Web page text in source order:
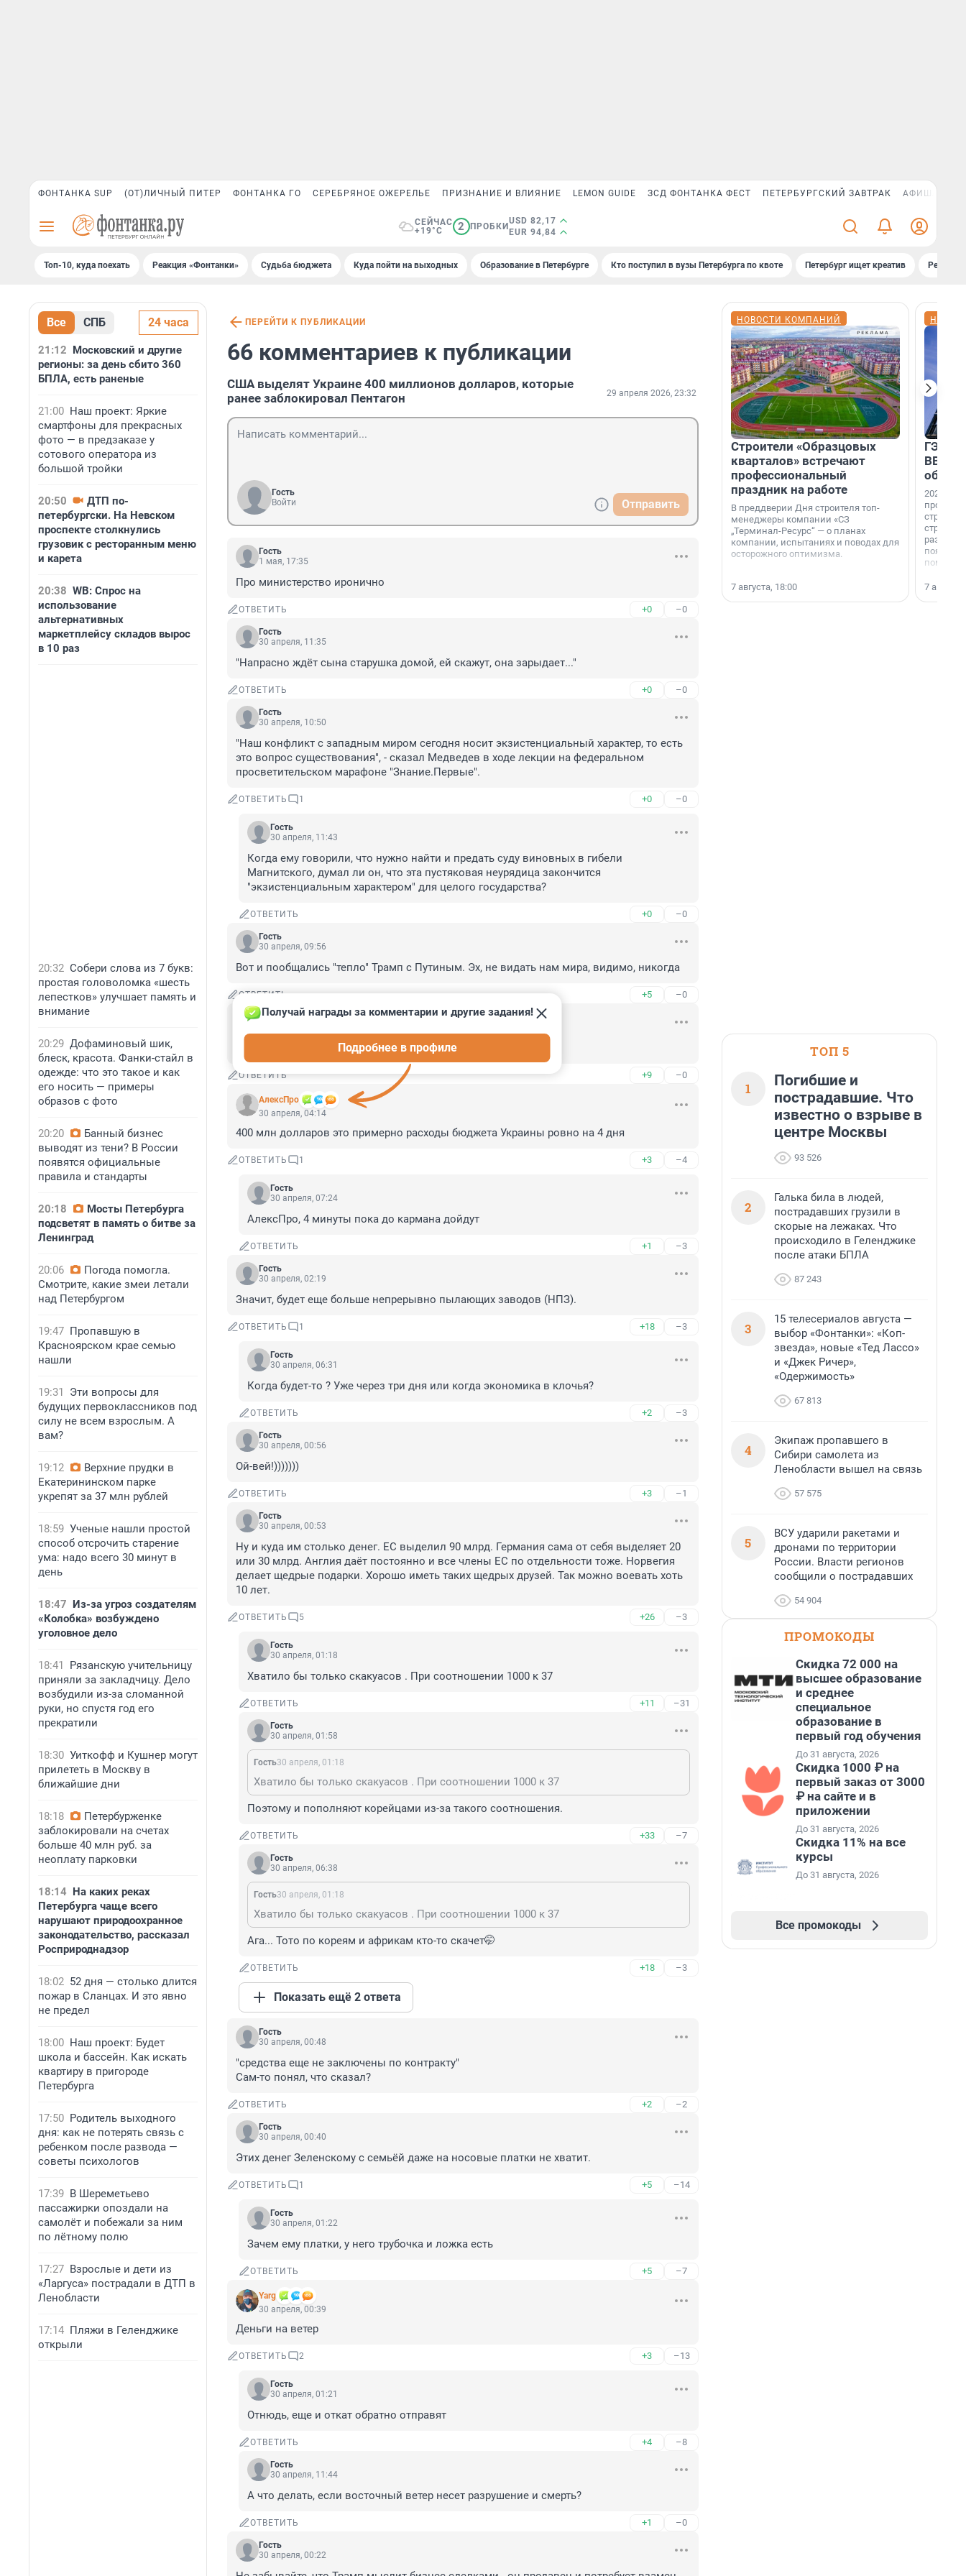
ФОНТАНКА SUP (ОТ)ЛИЧНЫЙ ПИТЕР ФОНТАНКА ГО СЕРЕБРЯНОЕ ОЖЕРЕЛЬЕ ПРИЗНАНИЕ И ВЛИЯНИЕ LEMON GUIDE ЗСД ФОНТАНКА ФЕСТ ПЕТЕРБУРГСКИЙ ЗАВТРАК АФИША PLUS
СЕЙЧАС
+19°C
2 ПРОБКИ
USD 82,17
EUR 94,84
Топ-10, куда поехать Реакция «Фонтанки» Судьба бюджета Куда пойти на выходных Образование в Петербурге Кто поступил в вузы Петербурга по квоте Петербург ищет креатив
Все СПБ 24 часа
21:12 Московский и другие
регионы: за день сбито 360
БПЛА, есть раненые
21:00 Наш проект: Яркие
смартфоны для прекрасных
фото — в предзаказе у
сотового оператора из
большой тройки
20:50
ДТП по-
петербургски. На Невском
проспекте столкнулись
грузовик с ресторанным меню
и карета
20:38 WB: Спрос на
использование
альтернативных
маркетплейсу складов вырос
в 10 раз
20:32 Собери слова из 7 букв:
простая головоломка «шесть
лепестков» улучшает память и
внимание
20:29 Дофаминовый шик,
блеск, красота. Фанки-стайл в
одежде: что это такое и как
его носить — примеры
образов с фото
20:20
Банный бизнес
выводят из тени? В России
появятся официальные
правила и стандарты
20:18
Мосты Петербурга
подсветят в память о битве за
Ленинград
20:06
Погода помогла.
Смотрите, какие змеи летали
над Петербургом
19:47 Пропавшую в
Красноярском крае семью
нашли
19:31
Эти вопросы для
будущих первоклассников под
силу не всем взрослым. А
вам?
19:12
Верхние прудки в
Екатерининском парке
укрепят за 37 млн рублей
18:59 Ученые нашли простой
способ отсрочить старение
ума: надо всего 30 минут в
день
18:47 Из-за угроз создателям
«Колобка» возбуждено
уголовное дело
18:41
Рязанскую учительницу
приняли за закладчицу. Дело
возбудили из-за сломанной
руки, но спустя год его
прекратили
18:30 Уиткофф и Кушнер могут
прилететь в Москву в
ближайшие дни
18:18
Петербурженке
заблокировали на счетах
больше 40 млн руб. за
неоплату парковки
18:14 На каких реках
Петербурга чаще всего
нарушают природоохранное
законодательство, рассказал
Росприроднадзор
18:02 52 дня — столько длится
пожар в Сланцах. И это явно
не предел
18:00 Наш проект: Будет
школа и бассейн. Как искать
квартиру в пригороде
Петербурга
17:50 Родитель выходного
дня: как не потерять связь с
ребенком после развода —
советы психологов
17:39 В Шереметьево
пассажирки опоздали на
самолёт и побежали за ним
по лётному полю
17:27 Взрослые и дети из
«Ларгуса» пострадали в ДТП в
Ленобласти
17:14 Пляжи в Геленджике
открыли
ПЕРЕЙТИ К ПУБЛИКАЦИИ
66 комментариев к публикации
США выделят Украине 400 миллионов долларов, которые
ранее заблокировал Пентагон
29 апреля 2026, 23:32
Гость
Войти
Отправить
Гость
1 мая, 17:35
Про министерство иронично
ОТВЕТИТЬ +0 –0
Гость
30 апреля, 11:35
"Напрасно ждёт сына старушка домой, ей скажут, она зарыдает..."
ОТВЕТИТЬ +0 –0
Гость
30 апреля, 10:50
"Наш конфликт с западным миром сегодня носит экзистенциальный характер, то есть
это вопрос существования", - сказал Медведев в ходе лекции на федеральном
просветительском марафоне "Знание.Первые".
ОТВЕТИТЬ 1 +0 –0
Гость
30 апреля, 11:43
Когда ему говорили, что нужно найти и предать суду виновных в гибели
Магнитского, думал ли он, что эта пустяковая неурядица закончится
"экзистенциальным характером" для целого государства?
ОТВЕТИТЬ +0 –0
Гость
30 апреля, 09:56
Вот и пообщались "тепло" Трамп с Путиным. Эх, не видать нам мира, видимо, никогда
ОТВЕТИТЬ +5 –0
Гость
Узнав об этом, пасаны загрустили...
ОТВЕТИТЬ +9 –0
АлексПро
Получай награды за комментарии и другие задания!
Подробнее в профиле
30 апреля, 04:14
400 млн долларов это примерно расходы бюджета Украины ровно на 4 дня
ОТВЕТИТЬ 1 +3 –4
Гость
30 апреля, 07:24
АлексПро, 4 минуты пока до кармана дойдут
ОТВЕТИТЬ +1 –3
Гость
30 апреля, 02:19
Значит, будет еще больше непрерывно пылающих заводов (НПЗ).
ОТВЕТИТЬ 1 +18 –3
Гость
30 апреля, 06:31
Когда будет-то ? Уже через три дня или когда экономика в клочья?
ОТВЕТИТЬ +2 –3
Гость
30 апреля, 00:56
Ой-вей!)))))))
ОТВЕТИТЬ +3 –1
Гость
30 апреля, 00:53
Ну и куда им столько денег. ЕС выделил 90 млрд. Германия сама от себя выделяет 20
или 30 млрд. Англия даёт постоянно и все члены ЕС по отдельности тоже. Норвегия
делает щедрые подарки. Хорошо иметь таких щедрых друзей. Так можно воевать хоть
10 лет.
ОТВЕТИТЬ 5 +26 –3
Гость
30 апреля, 01:18
Хватило бы только скакуасов . При соотношении 1000 к 37
ОТВЕТИТЬ +11 –31
Гость
30 апреля, 01:58
Гость30 апреля, 01:18
Хватило бы только скакуасов . При соотношении 1000 к 37
Поэтому и пополняют корейцами из-за такого соотношения.
ОТВЕТИТЬ +33 –7
Гость
30 апреля, 06:38
Гость30 апреля, 01:18
Хватило бы только скакуасов . При соотношении 1000 к 37
Ага... Тото по кореям и африкам кто-то скачет🤭
ОТВЕТИТЬ +18 –3
Показать ещё 2 ответа
Гость
30 апреля, 00:48
"средства еще не заключены по контракту"
Сам-то понял, что сказал?
ОТВЕТИТЬ +2 –2
Гость
30 апреля, 00:40
Этих денег Зеленскому с семьёй даже на носовые платки не хватит.
ОТВЕТИТЬ 1 +5 –14
Гость
30 апреля, 01:22
Зачем ему платки, у него трубочка и ложка есть
ОТВЕТИТЬ +5 –7
Yarg
30 апреля, 00:39
Деньги на ветер
ОТВЕТИТЬ 2 +3 –13
Гость
30 апреля, 01:21
Отнюдь, еще и откат обратно отправят
ОТВЕТИТЬ +4 –8
Гость
30 апреля, 11:44
А что делать, если восточный ветер несет разрушение и смерть?
ОТВЕТИТЬ +1 –0
Гость
30 апреля, 00:22
НОВОСТИ КОМПАНИЙ
Строители «Образцовых
кварталов» встречают
профессиональный
праздник на работе
В преддверии Дня строителя топ-
менеджеры компании «СЗ
„Терминал-Ресурс“ — о планах
компании, испытаниях и поводах для
осторожного оптимизма.
7 августа, 18:00
ГЭС,
ВВП: в
об
2026-й —
раз. В
7
ТОП 5
1
Погибшие и
пострадавшие. Что
известно о взрыве в
центре Москвы
93 526
2
Галька била в людей,
пострадавших грузили в
скорые на лежаках. Что
происходило в Геленджике
после атаки БПЛА
87 243
3
15 телесериалов августа —
выбор «Фонтанки»: «Коп-
звезда», новые «Тед Лассо»
и «Джек Ричер»,
«Одержимость»
67 813
4
Экипаж пропавшего в
Сибири самолета из
Ленобласти вышел на связь
57 575
5
ВСУ ударили ракетами и
дронами по территории
России. Власти регионов
сообщили о пострадавших
54 904
ПРОМОКОДЫ
Скидка 72 000 на
высшее образование
и среднее
специальное
образование в
первый год обучения
До 31 августа, 2026
Скидка 1000 ₽ на
первый заказ от 3000
₽ на сайте и в
приложении
До 31 августа, 2026
Скидка 11% на все
курсы
До 31 августа, 2026
Все промокоды